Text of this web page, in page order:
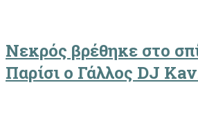
Νεκρός βρέθηκε στο
Παρίσι ο Γάλλος DJ